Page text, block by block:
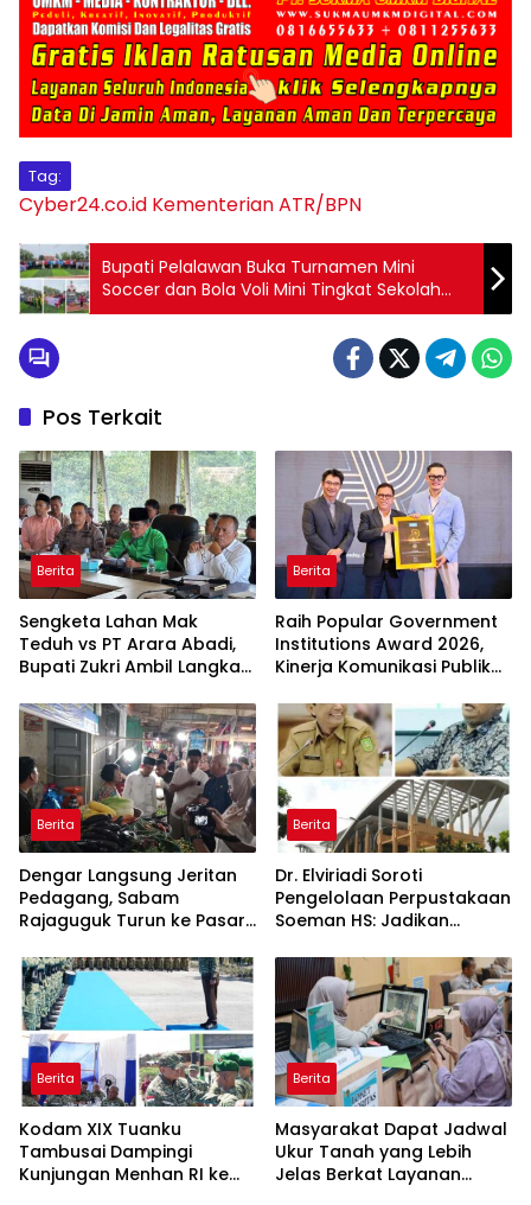
Tag:
Cyber24.co.id Kementerian ATR/BPN
Bupati Pelalawan Buka Turnamen Mini
Soccer dan Bola Voli Mini Tingkat Sekolah
Dasar Se-Kabupaten Pelalawan
Pos Terkait
Berita
Sengketa Lahan Mak
Teduh vs PT Arara Abadi,
Bupati Zukri Ambil Langkah
Berita
Raih Popular Government
Institutions Award 2026,
Kinerja Komunikasi Publik
Kembali Diakui
Berita
Dengar Langsung Jeritan
Pedagang, Sabam
Rajaguguk Turun ke Pasar
Berita
Dr. Elviriadi Soroti
Pengelolaan Perpustakaan
Soeman HS: Jadikan
Kawah Candradimuka
Intelektual
Berita
Kodam XIX Tuanku
Tambusai Dampingi
Kunjungan Menhan RI ke
Berita
Masyarakat Dapat Jadwal
Ukur Tanah yang Lebih
Jelas Berkat Layanan